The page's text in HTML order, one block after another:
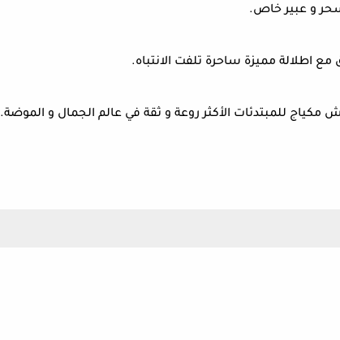
و عبير خاص.
مع اطلالة مميزة ساحرة تلفت الانتباه.
للمبتدئات الأكثر روعة و ثقة في عالم الجمال و الموضة.